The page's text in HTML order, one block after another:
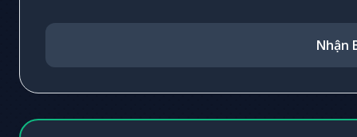
Nhận